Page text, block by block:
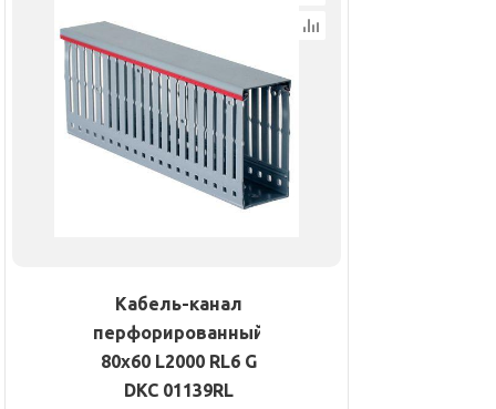
Кабель-канал
перфорированный
80х60 L2000 RL6 G
DKC 01139RL